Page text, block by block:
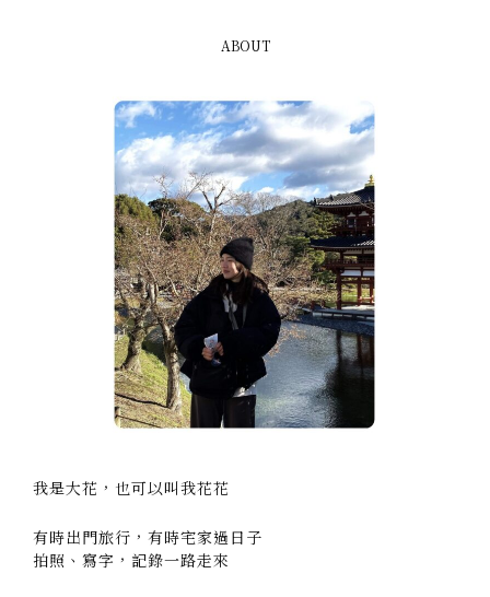
ABOUT
我是大花，也可以叫我花花
有時出門旅行，有時宅家過日子
拍照、寫字，記錄一路走來